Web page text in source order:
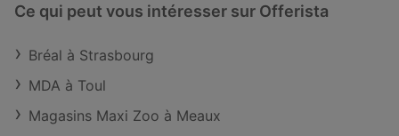
Ce qui peut vous intéresser sur Offerista
Bréal à Strasbourg
MDA à Toul
Magasins Maxi Zoo à Meaux